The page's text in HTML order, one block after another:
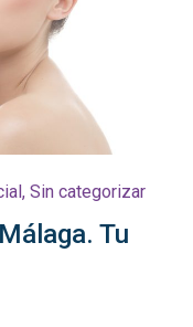
, Sin categorizar
Tu